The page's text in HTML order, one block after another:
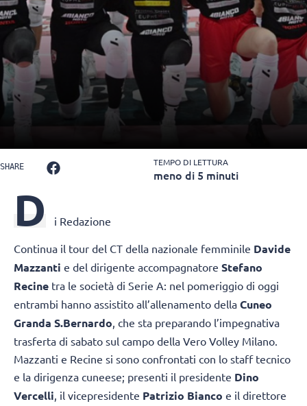
SHARE TEMPO DI LETTURA
meno di 5 minuti
D i Redazione
Continua il tour del CT della nazionale femminile Davide
Mazzanti e del dirigente accompagnatore Stefano
Recine tra le società di Serie A: nel pomeriggio di oggi
entrambi hanno assistito all’allenamento della Cuneo
Granda S.Bernardo, che sta preparando l’impegnativa
trasferta di sabato sul campo della Vero Volley Milano.
Mazzanti e Recine si sono confrontati con lo staff tecnico
e la dirigenza cuneese; presenti il presidente Dino
Vercelli, il vicepresidente Patrizio Bianco e il direttore